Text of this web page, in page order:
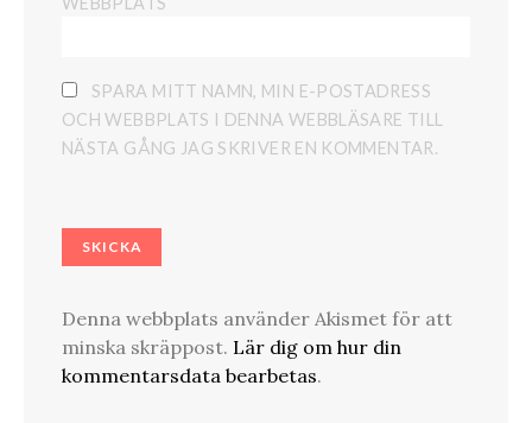
SPARA MITT NAMN, MIN E-POSTADRESS
OCH WEBBPLATS I DENNA WEBBLÄSARE TILL
NÄSTA GÅNG JAG SKRIVER EN KOMMENTAR.
Denna webbplats använder Akismet för att
minska skräppost. Lär dig om hur din
kommentarsdata bearbetas.